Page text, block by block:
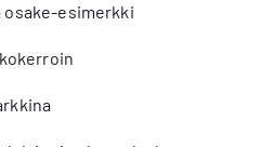
osake-esimerkki